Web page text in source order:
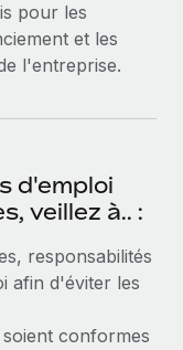
pour les
et les
l'entreprise.
d'emploi
veillez à.. :
responsabilités
afin d'éviter les
conformes